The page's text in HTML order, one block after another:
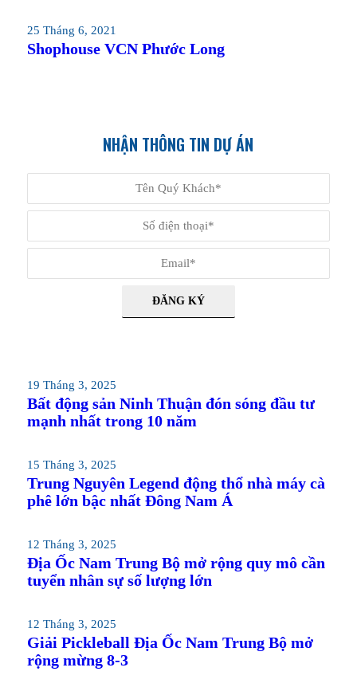
25 Tháng 6, 2021
Shophouse VCN Phước Long
NHẬN THÔNG TIN DỰ ÁN
19 Tháng 3, 2025
Bất động sản Ninh Thuận đón sóng đầu tư
mạnh nhất trong 10 năm
15 Tháng 3, 2025
Trung Nguyên Legend động thổ nhà máy cà
phê lớn bậc nhất Đông Nam Á
12 Tháng 3, 2025
Địa Ốc Nam Trung Bộ mở rộng quy mô cần
tuyển nhân sự số lượng lớn
12 Tháng 3, 2025
Giải Pickleball Địa Ốc Nam Trung Bộ mở
rộng mừng 8-3